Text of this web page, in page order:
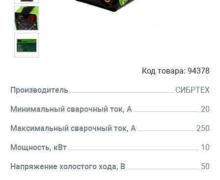
Код товара: 94378
Производитель СИБРТЕХ
Минимальный сварочный ток, А 20
Максимальный сварочный ток, А 250
Мощность, кВт 10
Напряжение холостого хода, В 50